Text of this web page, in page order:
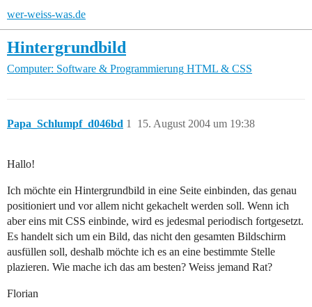
wer-weiss-was.de
Hintergrundbild
Computer: Software & Programmierung HTML & CSS
Papa_Schlumpf_d046bd 15. August 2004 um 19:38
1
Hallo!
Ich möchte ein Hintergrundbild in eine Seite einbinden, das genau
positioniert und vor allem nicht gekachelt werden soll. Wenn ich
aber eins mit CSS einbinde, wird es jedesmal periodisch fortgesetzt.
Es handelt sich um ein Bild, das nicht den gesamten Bildschirm
ausfüllen soll, deshalb möchte ich es an eine bestimmte Stelle
plazieren. Wie mache ich das am besten? Weiss jemand Rat?
Florian